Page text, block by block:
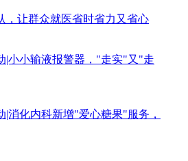
，让群众就医省时省力又省心
|小小输液报警器，"走实"又"走
|消化内科新增"爱心糖果"服务，